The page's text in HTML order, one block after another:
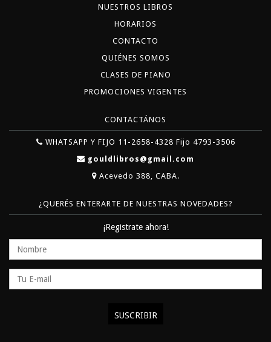
NUESTROS LIBROS
HORARIOS
CONTACTO
QUIÉNES SOMOS
CLASES DE PIANO
PROMOCIONES VIGENTES
CONTACTÁNOS
WHATSAPP Y FIJO 11-2658-4328 Fijo 4793-3506
gouldlibros@gmail.com
Acevedo 388, CABA.
¿QUERÉS ENTERARTE DE NUESTRAS NOVEDADES?
¡Registrate ahora!